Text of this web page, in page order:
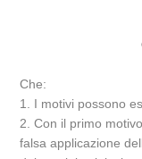
Che:
1. I motivi possono
2. Con il primo
falsa applicazione